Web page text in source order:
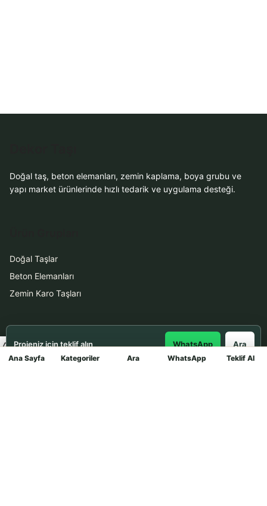
Ana Sayfa Kategoriler Ara WhatsApp Teklif Al
Doğal taş, beton elemanları, zemin kaplama, boya grubu ve
yapı market ürünlerinde hızlı tedarik ve uygulama desteği.
Doğal Taşlar
Beton Elemanları
Zemin Karo Taşları
Hizmetler
Uygulama
Projeniz için teklif alın WhatsApp Ara